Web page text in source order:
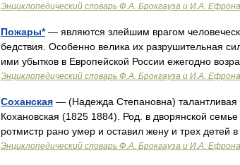
Энциклопедический словарь Ф.А. Брокгауза и И.А. Ефрона
Пожары*— являются злейшим врагом
бедствия. Особенно велика их разрушительная
ими убытков в Европейской России ежегодно
Энциклопедический словарь Ф.А. Брокгауза и И.А. Ефрона
Соханская — (Надежда Степановна) талантливая
Кохановская (1825 1884). Род. в дворянской
ротмистр рано умер и оставил жену и трех детей
Энциклопедический словарь Ф.А. Брокгауза и И.А. Ефрона